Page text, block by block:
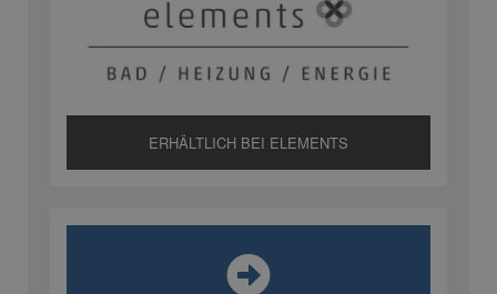
ERHÄLTLICH BEI ELEMENTS